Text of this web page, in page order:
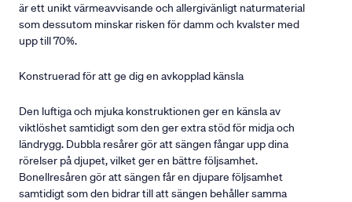
är ett unikt värmeavvisande och allergivänligt naturmaterial
som dessutom minskar risken för damm och kvalster med
upp till 70%.
Konstruerad för att ge dig en avkopplad känsla
Den luftiga och mjuka konstruktionen ger en känsla av
viktlöshet samtidigt som den ger extra stöd för midja och
ländrygg. Dubbla resårer gör att sängen fångar upp dina
rörelser på djupet, vilket ger en bättre följsamhet.
Bonellresåren gör att sängen får en djupare följsamhet
samtidigt som den bidrar till att sängen behåller samma